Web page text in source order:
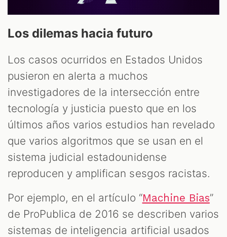
Los dilemas hacia futuro
Los casos ocurridos en Estados Unidos
pusieron en alerta a muchos
investigadores de la intersección entre
tecnología y justicia puesto que en los
últimos años varios estudios han revelado
que varios algoritmos que se usan en el
sistema judicial estadounidense
reproducen y amplifican sesgos racistas.
Por ejemplo, en el artículo “Machine Bias”
de ProPublica de 2016 se describen varios
sistemas de inteligencia artificial usados